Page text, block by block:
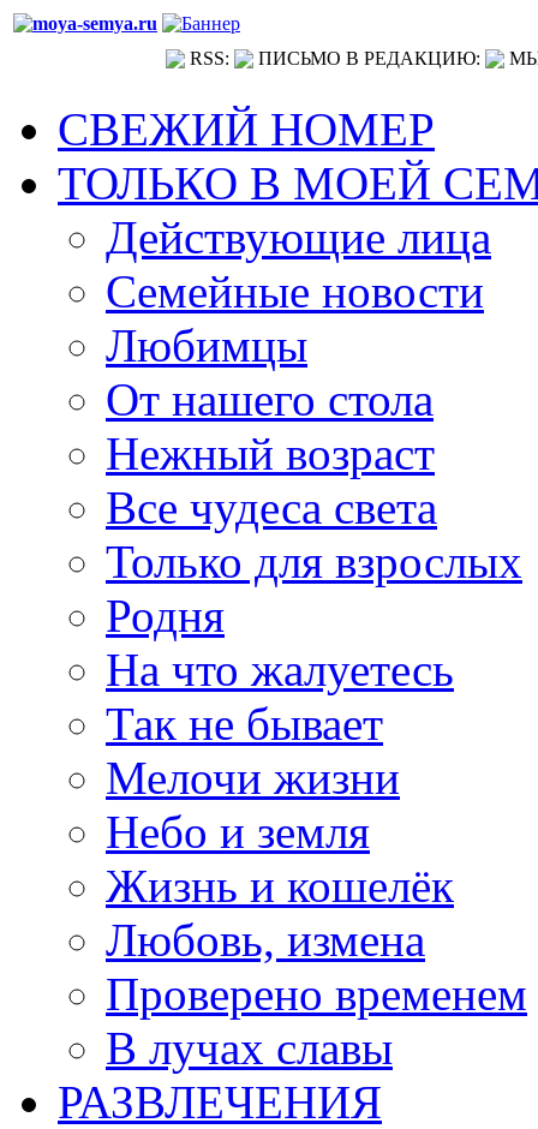
RSS: ПИСЬМО В РЕДАКЦИЮ:
СВЕЖИЙ НОМЕР
ТОЛЬКО В МОЕЙ
Действующие лица
Семейные новости
Любимцы
От нашего стола
Нежный возраст
Все чудеса света
Только для взрослых
Родня
На что жалуетесь
Так не бывает
Мелочи жизни
Небо и земля
Жизнь и кошелёк
Любовь, измена
Проверено временем
В лучах славы
РАЗВЛЕЧЕНИЯ